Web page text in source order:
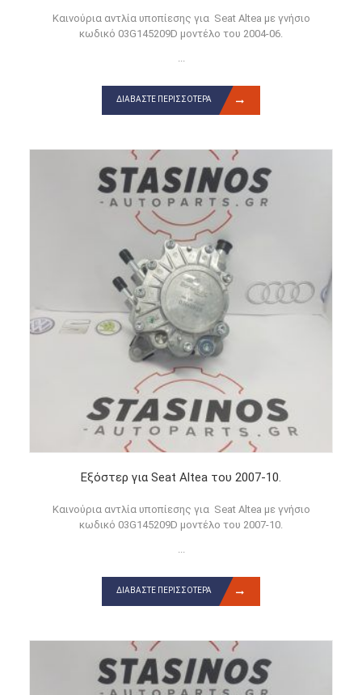
Καινούρια αντλία υποπίεσης για Seat Altea με γνήσιο
κωδικό 03G145209D μοντέλο του 2004-06.
ΔΙΑΒΆΣΤΕ ΠΕΡΙΣΣΌΤΕΡΑ
Εξόστερ για Seat Altea του 2007-10.
Καινούρια αντλία υποπίεσης για Seat Altea με γνήσιο
κωδικό 03G145209D μοντέλο του 2007-10.
ΔΙΑΒΆΣΤΕ ΠΕΡΙΣΣΌΤΕΡΑ